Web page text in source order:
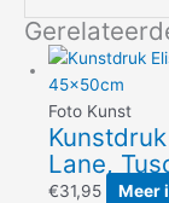
Foto Kunst
Lane,
€31,95 Meer